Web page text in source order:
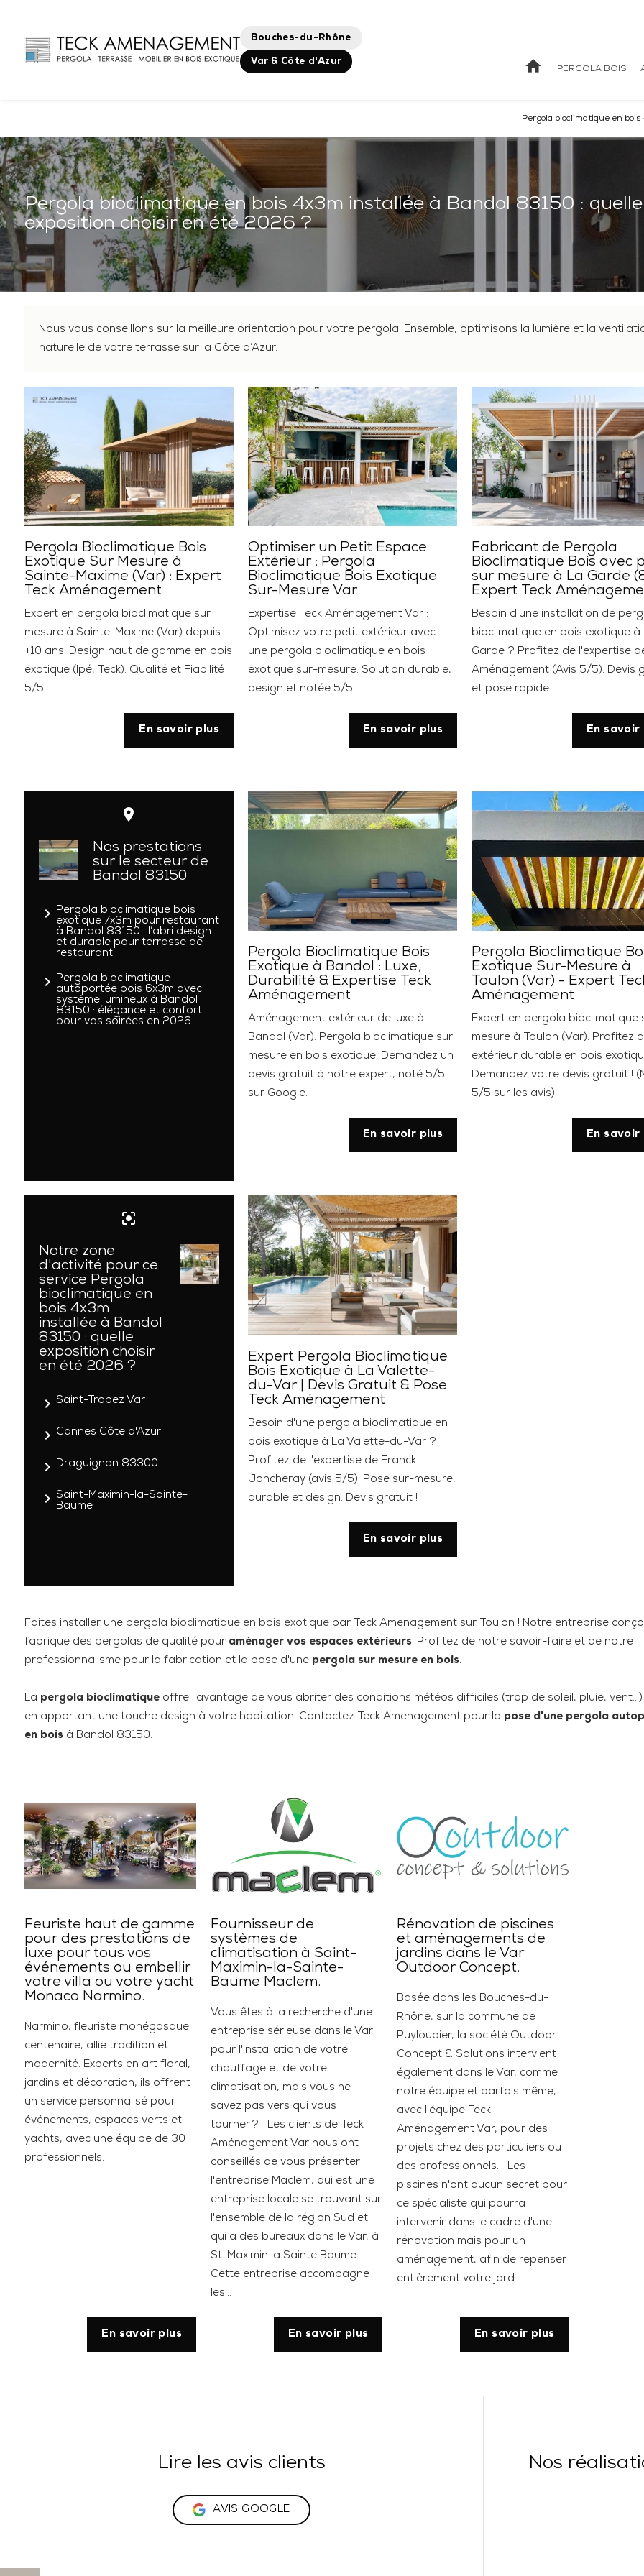
Bouches-du-Rhône
Var & Côte d'Azur home PERGOLA BOIS
Pergola bioclimatique en
Pergola bioclimatique en bois 4x3m installée à Bandol 83150 : quelle
exposition choisir en été 2026 ?
Nous vous conseillons sur la meilleure orientation pour votre pergola. Ensemble, optimisons la lumière et la
naturelle de votre terrasse sur la Côte d’Azur.
Pergola Bioclimatique Bois
Exotique Sur Mesure à
Sainte-Maxime (Var) : Expert
Teck Aménagement
Expert en pergola bioclimatique sur
mesure à Sainte-Maxime (Var) depuis
+10 ans. Design haut de gamme en bois
exotique (Ipé, Teck). Qualité et Fiabilité
5/5.
En savoir plus
Optimiser un Petit Espace
Extérieur : Pergola
Bioclimatique Bois Exotique
Sur-Mesure Var
Expertise Teck Aménagement Var :
Optimisez votre petit extérieur avec
une pergola bioclimatique en bois
exotique sur-mesure. Solution durable,
design et notée 5/5.
En savoir plus
Fabricant de Pergola
Bioclimatique Bois avec
sur mesure à La Garde
Expert Teck
Besoin d'une installation de
bioclimatique en bois exotique à
Garde ? Profitez de l'expertise
Aménagement (Avis 5/5). Devis
et pose rapide !
En savoir
place
Nos prestations
sur le secteur de
Bandol 83150
navigate_next
Pergola bioclimatique bois
exotique 7x3m pour restaurant
à Bandol 83150 : l’abri design
et durable pour terrasse de
restaurant
navigate_next
Pergola bioclimatique
autoportée bois 6x3m avec
système lumineux à Bandol
83150 : élégance et confort
pour vos soirées en 2026
Pergola Bioclimatique Bois
Exotique à Bandol : Luxe,
Durabilité & Expertise Teck
Aménagement
Aménagement extérieur de luxe à
Bandol (Var). Pergola bioclimatique sur
mesure en bois exotique. Demandez un
devis gratuit à notre expert, noté 5/5
sur Google.
En savoir plus
Pergola Bioclimatique
Exotique Sur-Mesure à
Toulon (Var) - Expert
Aménagement
Expert en pergola bioclimatique
mesure à Toulon (Var). Profitez
extérieur durable en bois
Demandez votre devis gratuit !
5/5 sur les avis)
En savoir
center_focus_strong
Notre zone
d'activité pour ce
service Pergola
bioclimatique en
bois 4x3m
installée à Bandol
83150 : quelle
exposition choisir
en été 2026 ?
navigate_next Saint-Tropez Var
navigate_next Cannes Côte d'Azur
navigate_next Draguignan 83300
navigate_next Saint-Maximin-la-Sainte-
Baume
Expert Pergola Bioclimatique
Bois Exotique à La Valette-
du-Var | Devis Gratuit & Pose
Teck Aménagement
Besoin d'une pergola bioclimatique en
bois exotique à La Valette-du-Var ?
Profitez de l'expertise de Franck
Joncheray (avis 5/5). Pose sur-mesure,
durable et design. Devis gratuit !
En savoir plus
Faites installer une pergola bioclimatique en bois exotiquepar Teck Amenagement sur Toulon ! Notre entreprise
fabrique des pergolas de qualité pour aménager vos espaces extérieurs. Profitez de notre savoir-faire et de notre
professionnalisme pour la fabrication et la pose d'une pergola sur mesure en bois.
La pergola bioclimatiqueoffre l'avantage de vous abriter des conditions météos difficiles (trop de soleil, pluie,
en apportant une touche design à votre habitation. Contactez Teck Amenagement pour la pose d'une pergola
en boisà Bandol 83150.
Feuriste haut de gamme
pour des prestations de
luxe pour tous vos
événements ou embellir
votre villa ou votre yacht
Monaco Narmino.
Narmino, fleuriste monégasque
centenaire, allie tradition et
modernité. Experts en art floral,
jardins et décoration, ils offrent
un service personnalisé pour
événements, espaces verts et
yachts, avec une équipe de 30
professionnels.
En savoir plus
Fournisseur de
systèmes de
climatisation à Saint-
Maximin-la-Sainte-
Baume Maclem.
Vous êtes à la recherche d'une
entreprise sérieuse dans le Var
pour l'installation de votre
chauffage et de votre
climatisation, mais vous ne
savez pas vers qui vous
tourner ? Les clients de Teck
Aménagement Var nous ont
conseillés de vous présenter
l'entreprise Maclem, qui est une
entreprise locale se trouvant sur
l'ensemble de la région Sud et
qui a des bureaux dans le Var, à
St-Maximin la Sainte Baume.
Cette entreprise accompagne
les...
En savoir plus
Rénovation de piscines
et aménagements de
jardins dans le Var
Outdoor Concept.
Basée dans les Bouches-du-
Rhône, sur la commune de
Puyloubier, la société Outdoor
Concept & Solutions intervient
également dans le Var, comme
notre équipe et parfois même,
avec l'équipe Teck
Aménagement Var, pour des
projets chez des particuliers ou
des professionnels. Les
piscines n'ont aucun secret pour
ce spécialiste qui pourra
intervenir dans le cadre d'une
rénovation mais pour un
aménagement, afin de repenser
entièrement votre jard...
En savoir plus
Lire les avis clients
AVIS GOOGLE
Nos